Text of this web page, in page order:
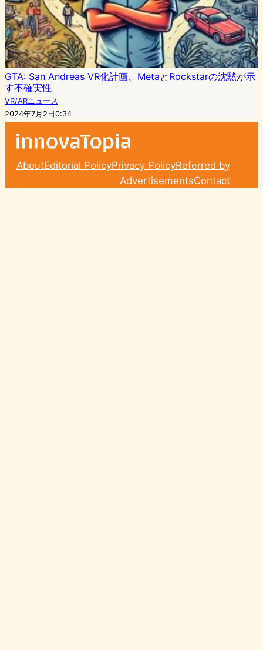
GTA: San Andreas VR化計画、MetaとRockstarの沈黙が示
す不確実性
VR/ARニュース
2024年7月2日0:34
AboutEditorial PolicyPrivacy PolicyReferred by
AdvertisementsContact